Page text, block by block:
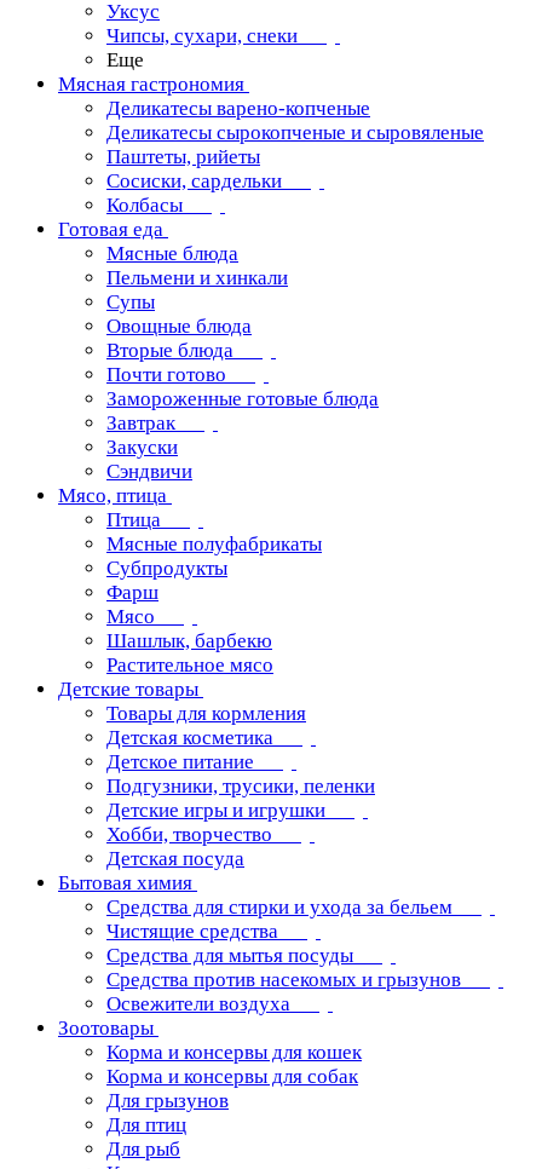
Уксус
Чипсы, сухари, снеки
Еще
Мясная гастрономия
Деликатесы варено-копченые
Деликатесы сырокопченые и сыровяленые
Паштеты, рийеты
Сосиски, сардельки
Колбасы
Готовая еда
Мясные блюда
Пельмени и хинкали
Супы
Овощные блюда
Вторые блюда
Почти готово
Замороженные готовые блюда
Завтрак
Закуски
Сэндвичи
Мясо, птица
Птица
Мясные полуфабрикаты
Субпродукты
Фарш
Мясо
Шашлык, барбекю
Растительное мясо
Детские товары
Товары для кормления
Детская косметика
Детское питание
Подгузники, трусики, пеленки
Детские игры и игрушки
Хобби, творчество
Детская посуда
Бытовая химия
Средства для стирки и ухода за бельем
Чистящие средства
Средства для мытья посуды
Средства против насекомых и грызунов
Освежители воздуха
Зоотовары
Корма и консервы для кошек
Корма и консервы для собак
Для грызунов
Для птиц
Для рыб